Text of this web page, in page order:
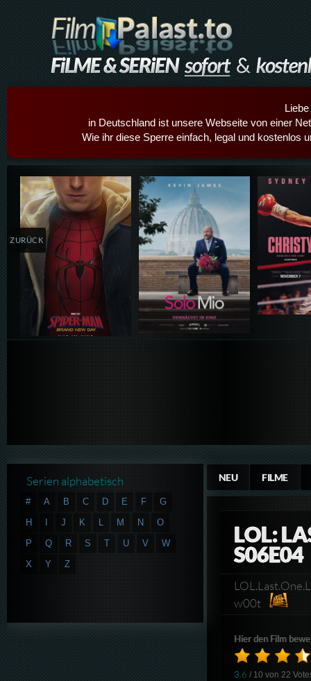
in Deutschland ist unsere Webseite von einer
Wie ihr diese Sperre einfach, legal und kostenlos
Details,Play Details,Play
ZURÜCK
NEU FILME
LOL:
S06E04
w00t
Hier den Film
3.6 / 10 von22
Serien alphabetisch
# A B C D E F
G
H
I J K L M N
O
P
Q R S T U V
W
X
Y Z